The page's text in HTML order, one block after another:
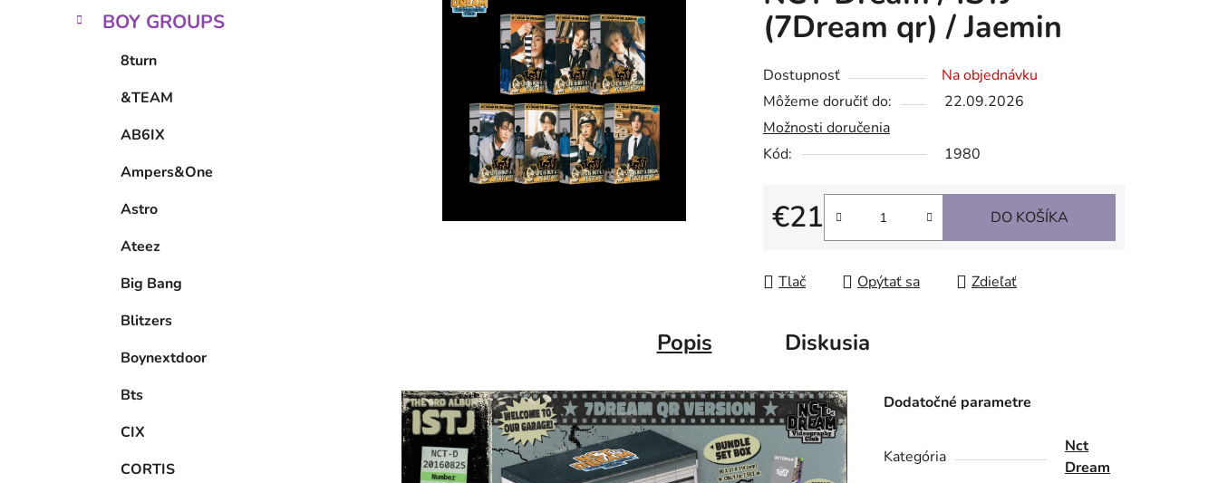
č
e
BOY GROUPS
8turn
&TEAM
AB6IX
Ampers&One
Astro
Ateez
Big Bang
Blitzers
Boynextdoor
Bts
CIX
CORTIS
(7Dream qr) / Jaemin
Dostupnosť
Na objednávku
Môžeme doručiť do:
22.09.2026
Možnosti doručenia
Kód:
1980
€21
Jednotková cena:
DO KOŠÍKA
Tlač Opýtať sa Zdieľať
Popis Diskusia
Dodatočné parametre
Kategória
Nct
Dream